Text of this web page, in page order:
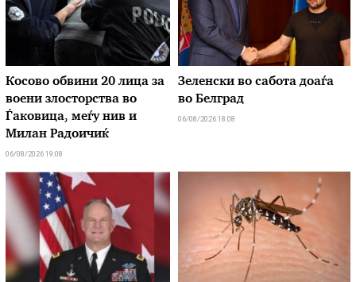
Косово обвини 20 лица за
воени злосторства во
Ѓаковица, меѓу нив и
Милан Радоичиќ
06/08/2026 19:08
Зеленски во сабота доаѓа
во Белград
06/08/2026 18:08